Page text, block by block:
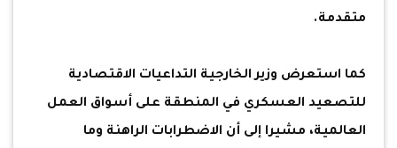
متقدمة.
كما استعرض وزير الخارجية التداعيات الاقتصادية
للتصعيد العسكري في المنطقة على أسواق العمل
العالمية، مشيرا إلى أن الاضطرابات الراهنة وما